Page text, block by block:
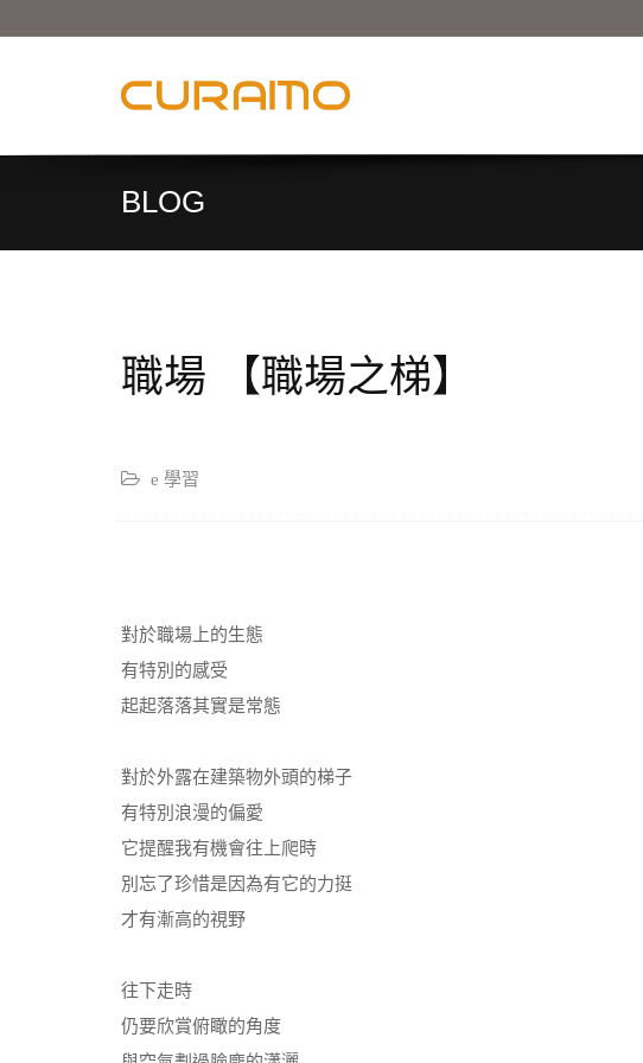
BLOG
職場 【職場之梯】
e 學習
對於職場上的生態
有特別的感受
起起落落其實是常態
對於外露在建築物外頭的梯子
有特別浪漫的偏愛
它提醒我有機會往上爬時
別忘了珍惜是因為有它的力挺
才有漸高的視野
往下走時
仍要欣賞俯瞰的角度